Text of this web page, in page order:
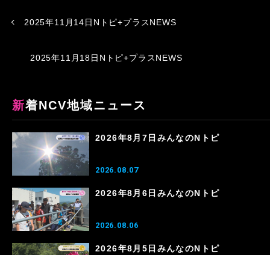
2025年11月14日Nトピ+プラスNEWS
2025年11月18日Nトピ+プラスNEWS
新着NCV地域ニュース
2026年8月7日みんなのNトピ
2026.08.07
2026年8月6日みんなのNトピ
2026.08.06
2026年8月5日みんなのNトピ